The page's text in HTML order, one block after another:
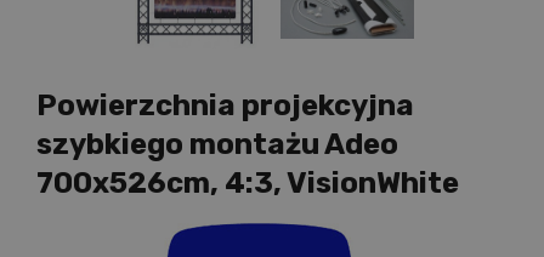
Powierzchnia projekcyjna
szybkiego montażu Adeo
700x526cm, 4:3, VisionWhite